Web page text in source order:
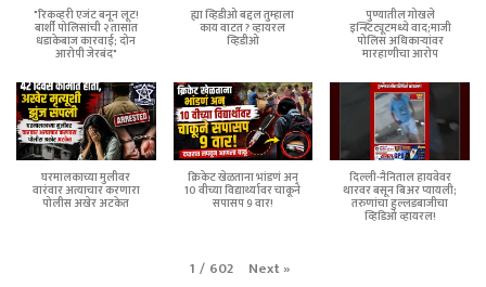
"रिकव्हरी एजंट बनून लूट!
बार्शी पोलिसांची २ तासांत
धडाकेबाज कारवाई; दोन
आरोपी जेरबंद"
ह्या व्हिडीओ बद्दल तुम्हाला
काय वाटत ? व्हायरल
व्हिडीओ
पुण्यातील गोखले
इन्स्टिट्यूटमध्ये वाद;माजी
पोलिस अधिकाऱ्यांवर
मारहाणीचा आरोप
घरमालकाच्या मुलीवर
वारंवार अत्याचार करणारा
पोलीस अखेर अटकेत
क्रिकेट खेळताना भांडणं अन्
10 वीच्या विद्यार्थ्यावर चाकूने
सपासप 9 वार!
दिल्ली-नैनिताल हायवेवर
थारवर बसून बिअर प्यायली;
तरुणांचा हुल्लडबाजीचा
व्हिडिओ व्हायरल!
1 / 602 Next»